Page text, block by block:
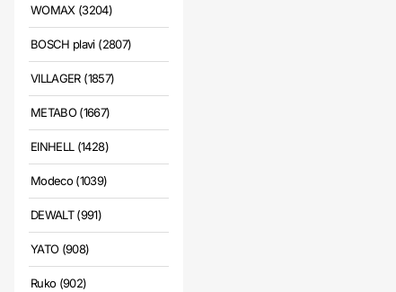
WOMAX (3204)
BOSCH plavi (2807)
VILLAGER (1857)
METABO (1667)
EINHELL (1428)
Modeco (1039)
DEWALT (991)
YATO (908)
Ruko (902)